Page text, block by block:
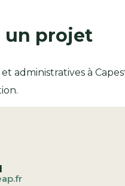
un projet
administratives à